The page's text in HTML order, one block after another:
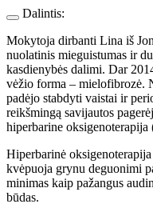
Dalintis:
Mokytoja dirbanti Lina iš
nuolatinis mieguistumas ir
kasdienybės dalimi. Dar
vėžio forma – mielofibrozė.
padėjo stabdyti vaistai ir
reikšmingą savijautos
hiperbarine
Hiperbarinė
kvėpuoja grynu deguonimi
minimas kaip pažangus
būdas.